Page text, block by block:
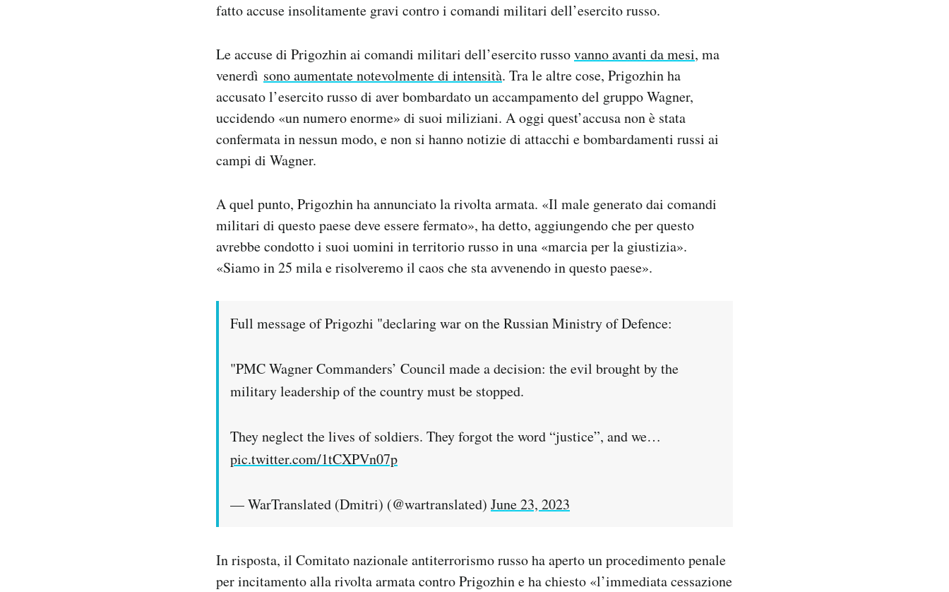
fatto accuse insolitamente gravi contro i comandi militari dell’esercito russo.
Le accuse di Prigozhin ai comandi militari dell’esercito russovanno avanti da mesi, ma
venerdì sono aumentate notevolmente di intensità. Tra le altre cose, Prigozhin ha
accusato l’esercito russo di aver bombardato un accampamento del gruppo Wagner,
uccidendo «un numero enorme» di suoi miliziani. A oggi quest’accusa non è stata
confermata in nessun modo, e non si hanno notizie di attacchi e bombardamenti russi ai
campi di Wagner.
A quel punto, Prigozhin ha annunciato la rivolta armata. «Il male generato dai comandi
militari di questo paese deve essere fermato», ha detto, aggiungendo che per questo
avrebbe condotto i suoi uomini in territorio russo in una «marcia per la giustizia».
«Siamo in 25 mila e risolveremo il caos che sta avvenendo in questo paese».
Full message of Prigozhi "declaring war on the Russian Ministry of Defence:
"PMC Wagner Commanders’ Council made a decision: the evil brought by the
military leadership of the country must be stopped.
They neglect the lives of soldiers. They forgot the word “justice”, and we…
pic.twitter.com/1tCXPVn07p
— WarTranslated (Dmitri) (@wartranslated) June 23, 2023
In risposta, il Comitato nazionale antiterrorismo russo ha aperto un procedimento penale
per incitamento alla rivolta armata contro Prigozhin e ha chiesto «l’immediata cessazione